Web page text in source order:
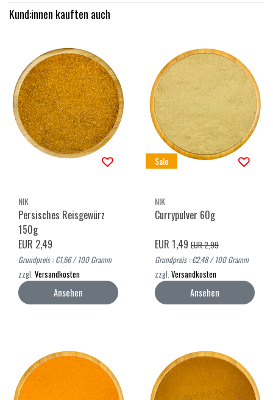
Kund:innen kauften auch
NIK
Persisches Reisgewürz
150g
EUR 2,49
Grundpreis : €1,66 / 100 Gramm
zzgl. Versandkosten
Ansehen
Sale
NIK
Currypulver 60g
EUR 1,49 EUR 2,99
Grundpreis : €2,48 / 100 Gramm
zzgl. Versandkosten
Ansehen